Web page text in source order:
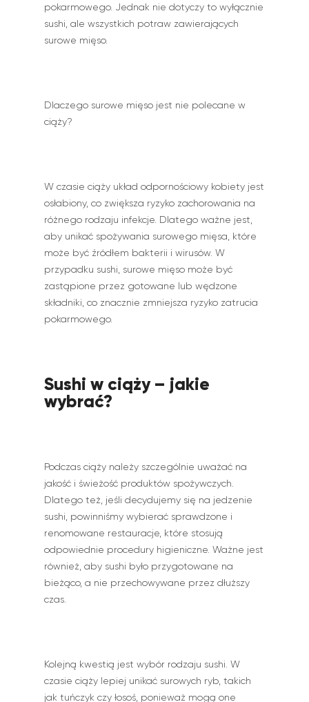
pokarmowego. Jednak nie dotyczy to wyłącznie
sushi, ale wszystkich potraw zawierających
surowe mięso.
Dlaczego surowe mięso jest nie polecane w
ciąży?
W czasie ciąży układ odpornościowy kobiety jest
osłabiony, co zwiększa ryzyko zachorowania na
różnego rodzaju infekcje. Dlatego ważne jest,
aby unikać spożywania surowego mięsa, które
może być źródłem bakterii i wirusów. W
przypadku sushi, surowe mięso może być
zastąpione przez gotowane lub wędzone
składniki, co znacznie zmniejsza ryzyko zatrucia
pokarmowego.
Sushi w ciąży – jakie
wybrać?
Podczas ciąży należy szczególnie uważać na
jakość i świeżość produktów spożywczych.
Dlatego też, jeśli decydujemy się na jedzenie
sushi, powinniśmy wybierać sprawdzone i
renomowane restauracje, które stosują
odpowiednie procedury higieniczne. Ważne jest
również, aby sushi było przygotowane na
bieżąco, a nie przechowywane przez dłuższy
czas.
Kolejną kwestią jest wybór rodzaju sushi. W
czasie ciąży lepiej unikać surowych ryb, takich
jak tuńczyk czy łosoś, ponieważ mogą one